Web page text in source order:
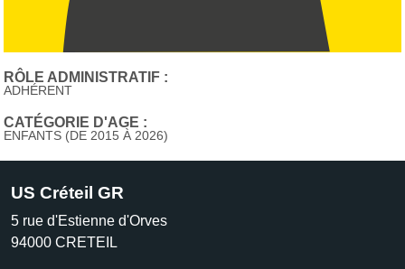
RÔLE ADMINISTRATIF :
ADHÉRENT
CATÉGORIE D'AGE :
ENFANTS (DE 2015 À 2026)
US Créteil GR
5 rue d'Estienne d'Orves
94000 CRETEIL